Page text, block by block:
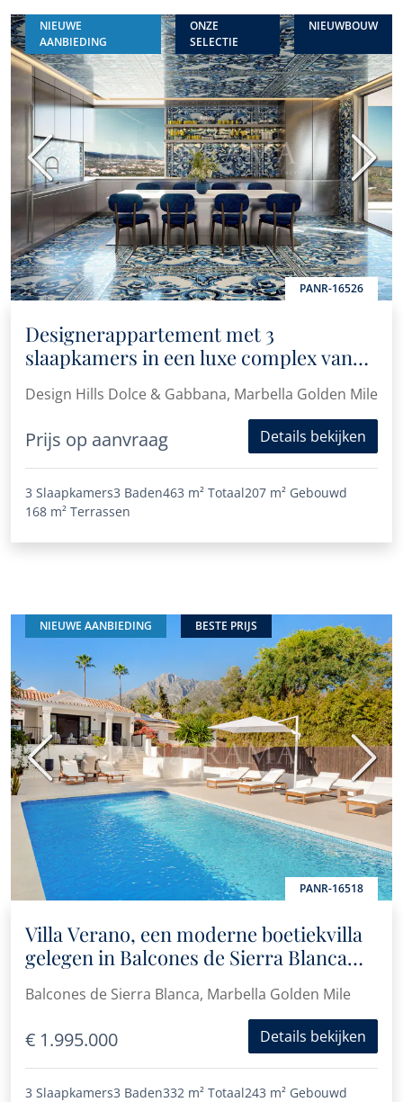
NIEUWE
AANBIEDING
ONZE
SELECTIE
NIEUWBOUW
PANR-16526
Vorige
Designerappartement met 3
slaapkamers in een luxe complex van
topklasse
Design Hills Dolce & Gabbana, Marbella Golden Mile
Prijs op aanvraag Details bekijken
3 Slaapkamers3 Baden463 m² Totaal207 m² Gebouwd
168 m² Terrassen
NIEUWE AANBIEDING BESTE PRIJS
PANR-16518
Vorige
Villa Verano, een moderne boetiekvilla
gelegen in Balcones de Sierra Blanca
aan de Golden Mile
Balcones de Sierra Blanca, Marbella Golden Mile
€ 1.995.000 Details bekijken
3 Slaapkamers3 Baden332 m² Totaal243 m² Gebouwd